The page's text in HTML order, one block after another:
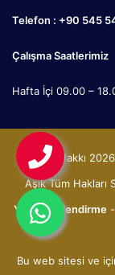
Telefon : +90 545
Çalışma Saatlerimiz
Hafta İçi 09.00 –
© Telif Hakkı
Aşık Tüm
Yasal Bilgilendirme-
Bu web sitesi ve